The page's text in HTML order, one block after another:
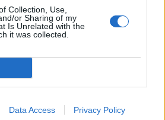
Collection, Use,
or Sharing of my
Is Unrelated with the
it was collected.
Data Access Privacy Policy
που
και το
μας
οφέλη από